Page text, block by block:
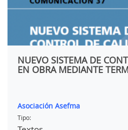
NUEVO SISTEMA DE
EN OBRA MEDIANTE
Asociación Asefma
Tipo: